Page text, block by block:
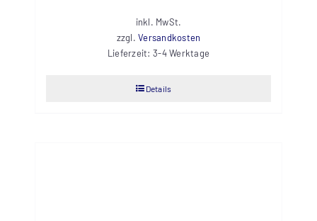
inkl. MwSt.
zzgl.Versandkosten
Lieferzeit: 3-4 Werktage
Details